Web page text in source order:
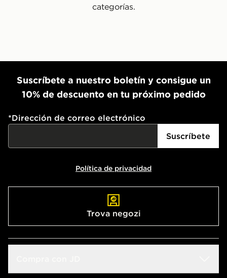
categorías.
Suscríbete a nuestro boletín y consigue un
10% de descuento en tu próximo pedido
*Dirección de correo electrónico
Suscríbete
Política de privacidad
Trova negozi